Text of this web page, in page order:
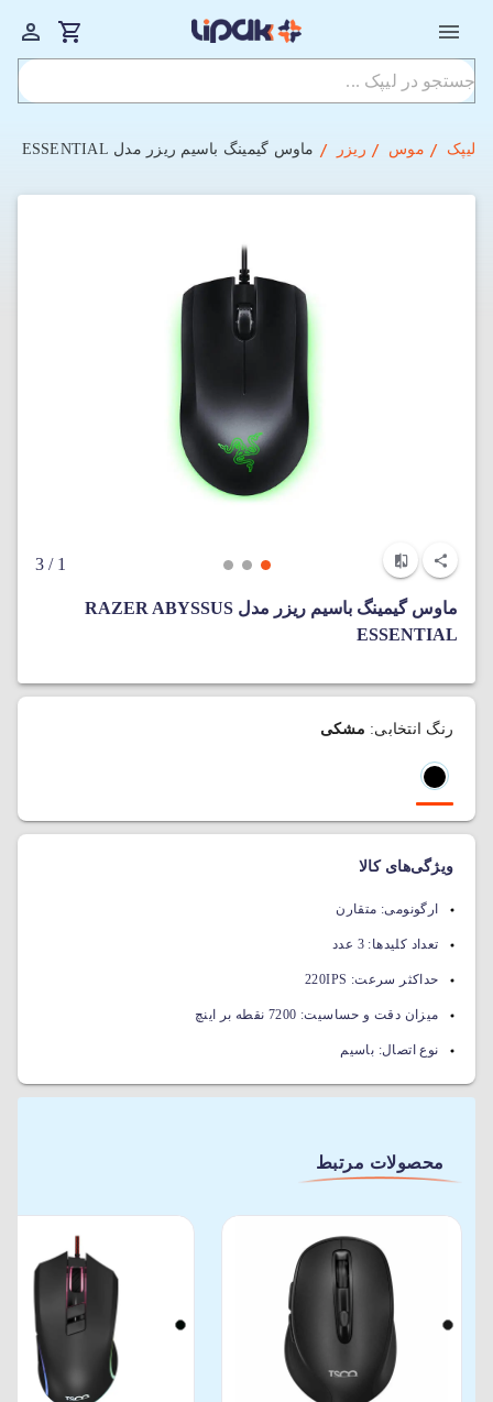
لیپک موس ریزر ماوس گیمینگ باسیم ریزر مدل RAZER ABYSSUS ESSENTIAL
1
/ 3
ماوس گیمینگ باسیم ریزر مدل RAZER ABYSSUS
ESSENTIAL
رنگ انتخابی: مشکی
ویژگی‌های کالا
ارگونومی: متقارن
تعداد کلیدها:3 عدد
حداکثر سرعت: 220IPS
میزان دقت و حساسیت: 7200 نقطه بر اینچ
نوع اتصال: باسیم
محصولات مرتبط